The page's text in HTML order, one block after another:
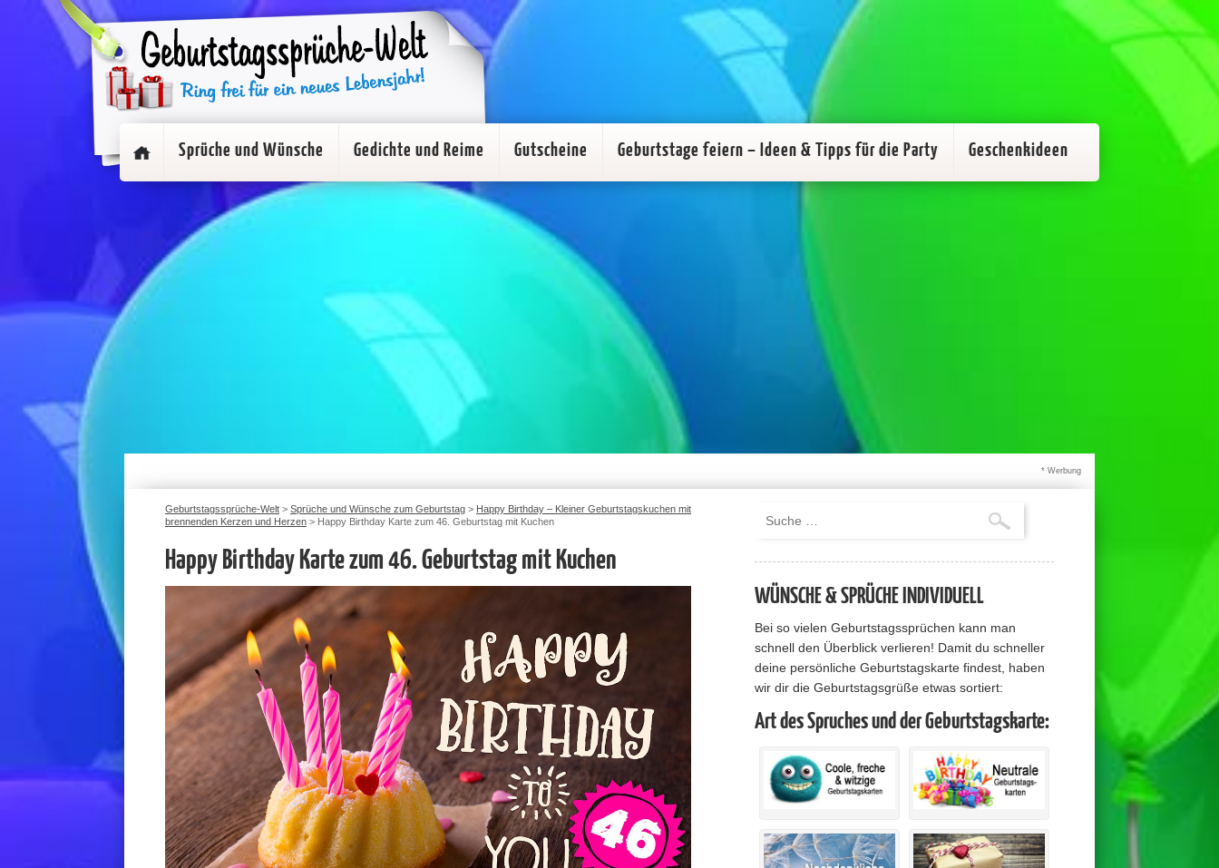
Sprüche und Wünsche Gedichte und Reime Gutscheine Geburtstage feiern – Ideen & Tipps für die Party Geschenkideen
* Werbung
Geburtstagssprüche-Welt > Sprüche und Wünsche zum Geburtstag > Happy Birthday – Kleiner Geburtstagskuchen mit
brennenden Kerzen und Herzen > Happy Birthday Karte zum 46. Geburtstag mit Kuchen
Happy Birthday Karte zum 46. Geburtstag mit Kuchen
WÜNSCHE & SPRÜCHE INDIVIDUELL
Bei so vielen Geburtstagssprüchen kann man
schnell den Überblick verlieren! Damit du schneller
deine persönliche Geburtstagskarte findest, haben
wir dir die Geburtstagsgrüße etwas sortiert:
Art des Spruches und der Geburtstagskarte: